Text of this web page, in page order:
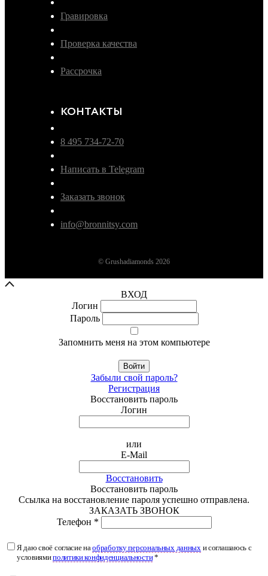
Гравировка
Проверка качества
Рассрочка
КОНТАКТЫ
8 495 734-72-70
Написать в Telegram
Заказать звонок
info@bronnitsy.com
© Grushadiamonds 2026
ВХОД
Логин
Пароль
Запомнить меня на этом компьютере
Войти
Забыли свой пароль?
Регистрация
Восстановить пароль
Логин
или
E-Mail
Восстановить
Восстановить пароль
Ссылка на восстановление пароля успешно отправлена.
ЗАКАЗАТЬ ЗВОНОК
Телефон *
Я даю своё согласие наобработку персональных данныхи соглашаюсь с
условиямиполитики конфиденциальности*